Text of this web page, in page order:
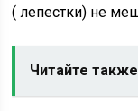
( лепестки) не
Читайте также